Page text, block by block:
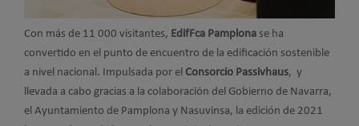
Con más de 11 000 visitantes, EdifFca Pamplona se ha
convertido en el punto de encuentro de la edificación sostenible
a nivel nacional. Impulsada por el Consorcio Passivhaus, y
llevada a cabo gracias a la colaboración del Gobierno de Navarra,
el Ayuntamiento de Pamplona y Nasuvinsa, la edición de 2021